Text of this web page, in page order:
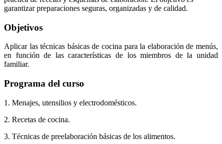
garantizar preparaciones seguras, organizadas y de calidad.
Objetivos
Aplicar las técnicas básicas de cocina para la elaboración de menús,
en función de las características de los miembros de la unidad
familiar.
Programa del curso
1. Menajes, utensilios y electrodomésticos.
2. Recetas de cocina.
3. Técnicas de preelaboración básicas de los alimentos.